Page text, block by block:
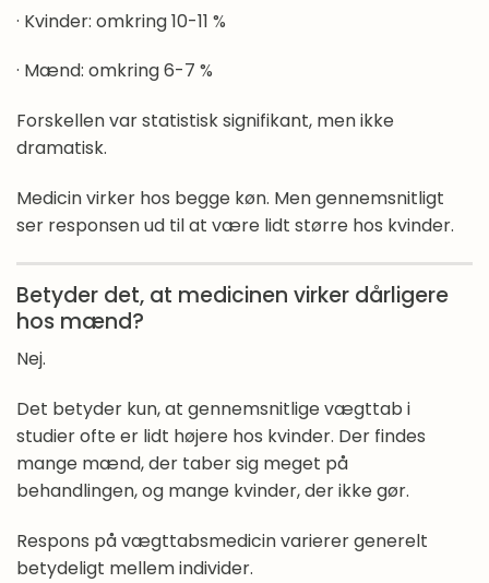
Jeg har været i gang med vægttabsmedicin i
hvad skal jeg vide?
Hvordan stikker jeg mig selv med
vægttabsmedicin?
Hvordan køber og håndterer jeg nåle?
Hvordan opbevarer jeg vægttabsmedicin?
Hvordan flytter jeg min stikkedag?
Hvilke bivirkninger kan jeg forvente at få på
vægttabsmedicin?
Hvad kan jeg selv gøre for at afhjælpe bivirkninger
fra vægttabsmedicin?
· Kvinder: omkring 10-11 %
· Mænd: omkring 6-7 %
Forskellen var statistisk signifikant, men ikke
dramatisk.
Medicin virker hos begge køn. Men gennemsnitligt
ser responsen ud til at være lidt større hos kvinder.
Betyder det, at medicinen virker dårligere
hos mænd?
Nej.
Det betyder kun, at gennemsnitlige vægttab i
studier ofte er lidt højere hos kvinder. Der findes
mange mænd, der taber sig meget på
behandlingen, og mange kvinder, der ikke gør.
Respons på vægttabsmedicin varierer generelt
betydeligt mellem individer.